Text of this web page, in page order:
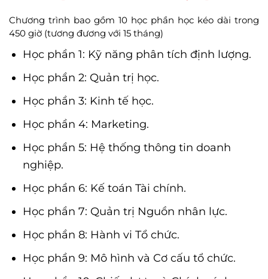
Chương trình bao gồm 10 học phần học kéo dài trong
450 giờ (tương đương với 15 tháng)
Học phần 1: Kỹ năng phân tích định lượng.
Học phần 2: Quản trị học.
Học phần 3: Kinh tế học.
Học phần 4: Marketing.
Học phần 5: Hệ thống thông tin doanh
nghiệp.
Học phần 6: Kế toán Tài chính.
Học phần 7: Quản trị Nguồn nhân lực.
Học phần 8: Hành vi Tổ chức.
Học phần 9: Mô hình và Cơ cấu tổ chức.